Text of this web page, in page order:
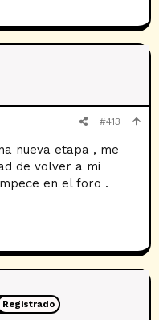
#413
nueva etapa , me
de volver a mi
en el foro .
Registrado